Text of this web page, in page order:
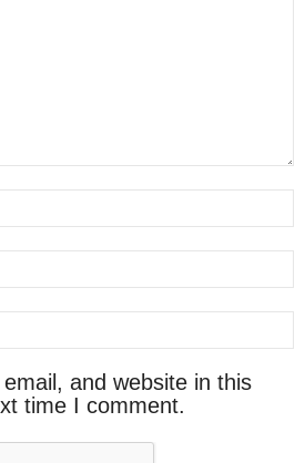
and website in this
time I comment.